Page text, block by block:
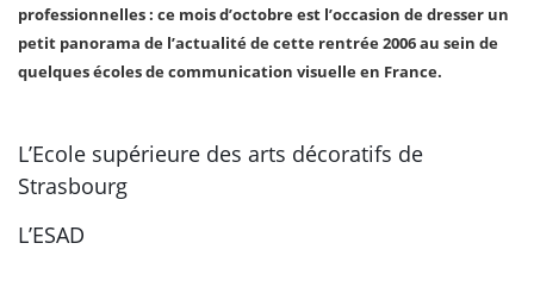
professionnelles : ce mois d’octobre est l’occasion de dresser un
petit panorama de l’actualité de cette rentrée 2006 au sein de
quelques écoles de communication visuelle en France.
L’Ecole supérieure des arts décoratifs de
Strasbourg
L’ESAD